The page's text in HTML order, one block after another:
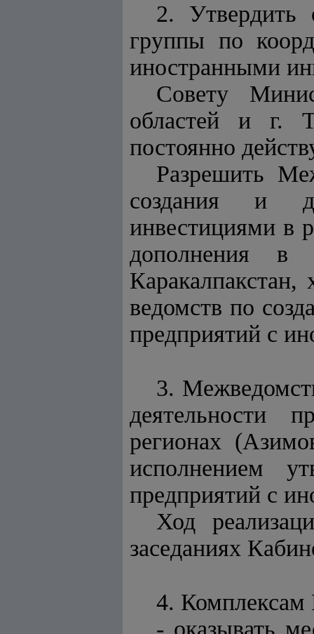
2. Утвердить
группы по
иностранными
Совету
областей и г.
постоянно
Разрешить
создания и
инвестициями в
дополнения в
ведомств по
предприятий с
3.
деятельности
регионах
исполнением
предприятий с
Ход
заседаниях
4. Комплексам
- оказывать